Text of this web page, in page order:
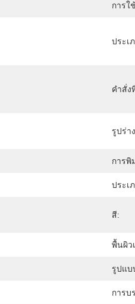
การใ
ประเ
คำสั่ง
รูปร่า
การพิ
ประเ
สี:
พื้นผิว
รูปแบ
การบ